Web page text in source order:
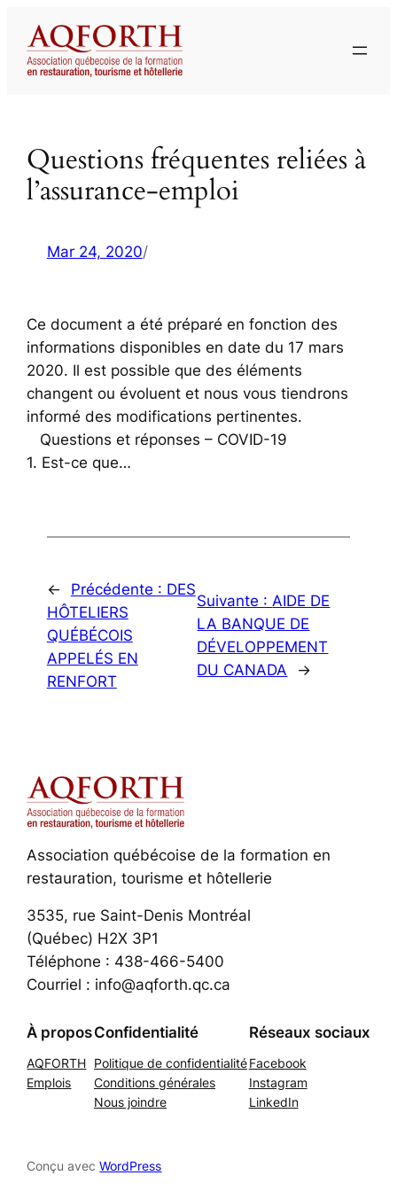
contenu
Questions fréquentes reliées à
l’assurance-emploi
Mar 24, 2020/
Ce document a été préparé en fonction des
informations disponibles en date du 17 mars
2020. Il est possible que des éléments
changent ou évoluent et nous vous tiendrons
informé des modifications pertinentes.
Questions et réponses – COVID-19
1. Est-ce que…
← Précédente : DES
HÔTELIERS
QUÉBÉCOIS
APPELÉS EN
RENFORT
Suivante : AIDE DE
LA BANQUE DE
DÉVELOPPEMENT
DU CANADA
→
Association québécoise de la formation en
restauration, tourisme et hôtellerie
3535, rue Saint-Denis Montréal
(Québec) H2X 3P1
Téléphone : 438-466-5400
Courriel : info@aqforth.qc.ca
À propos
AQFORTH
Emplois
Confidentialité
Politique de confidentialité
Conditions générales
Nous joindre
Réseaux sociaux
Facebook
Instagram
LinkedIn
Conçu avecWordPress